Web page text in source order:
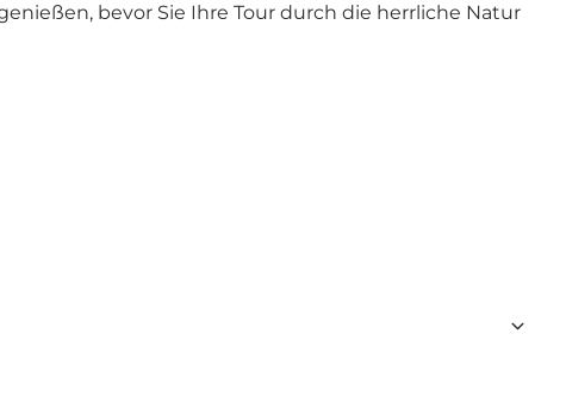
bevor Sie Ihre Tour durch die herrliche Natur